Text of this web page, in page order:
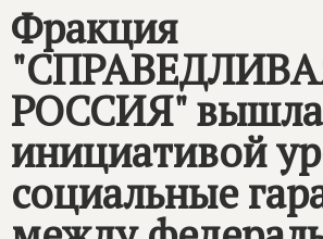
Фракция
РОССИЯ"
инициативой
социальные